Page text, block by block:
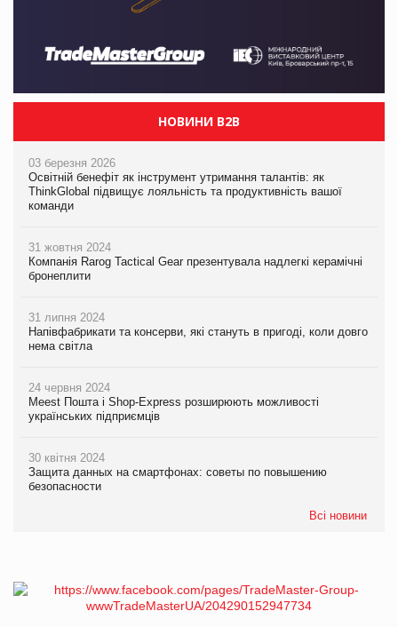
НОВИНИ B2B
03 березня 2026
Освітній бенефіт як інструмент утримання талантів: як
ThinkGlobal підвищує лояльність та продуктивність вашої
команди
31 жовтня 2024
Компанія Rarog Tactical Gear презентувала надлегкі керамічні
бронеплити
31 липня 2024
Напівфабрикати та консерви, які стануть в пригоді, коли довго
нема світла
24 червня 2024
Meest Пошта і Shop-Express розширюють можливості
українських підприємців
30 квітня 2024
Защита данных на смартфонах: советы по повышению
безопасности
Всі новини